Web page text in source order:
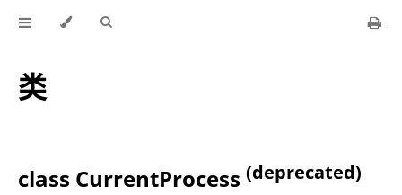
类
class CurrentProcess (deprecated)